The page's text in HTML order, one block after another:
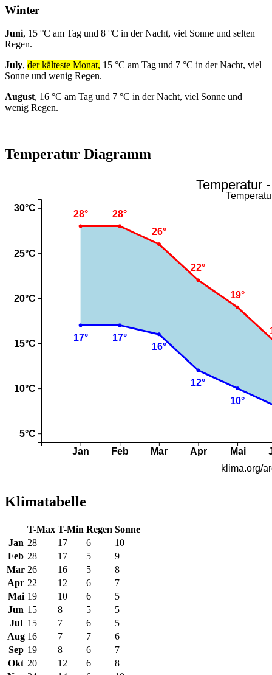
Winter
Juni, 15 °C am Tag und 8 °C in der Nacht, viel Sonne und selten
Regen.
July, der kälteste Monat, 15 °C am Tag und 7 °C in der Nacht, viel
Sonne und wenig Regen.
August, 16 °C am Tag und 7 °C in der Nacht, viel Sonne und
wenig Regen.
Temperatur Diagramm
Klimatabelle
T-Max T-Min Regen Sonne
Jan 28 17 6
10
Feb 28 17 5
9
Mar 26 16 5
8
Apr 22 12 6
7
Mai 19 10 6
5
Jun 15 8 5
5
Jul 15 7 6
5
Aug 16 7 7
6
Sep 19 8 6
7
Okt 20 12 6
8